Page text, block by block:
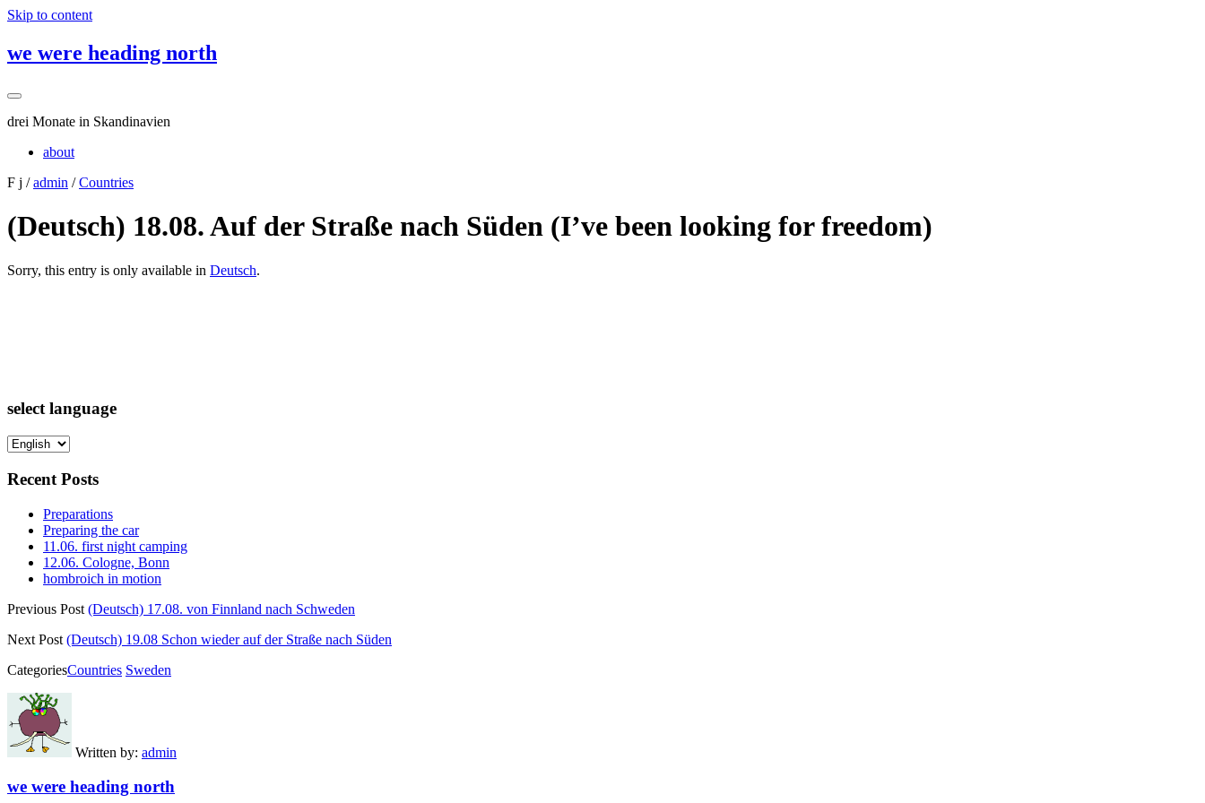
Skip to content
we were heading north
drei Monate in Skandinavien
about
F j /admin /Countries
(Deutsch) 18.08. Auf der Straße nach Süden (I’ve been looking for freedom)
Sorry, this entry is only available in Deutsch.
select language
Recent Posts
Preparations
Preparing the car
11.06. first night camping
12.06. Cologne, Bonn
hombroich in motion
Previous Post (Deutsch) 17.08. von Finnland nach Schweden
Next Post (Deutsch) 19.08 Schon wieder auf der Straße nach Süden
CategoriesCountries Sweden
Written by: admin
we were heading north